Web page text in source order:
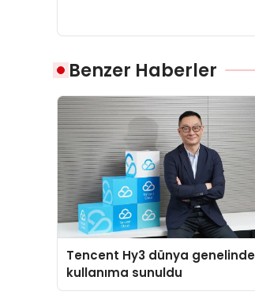
Benzer Haberler
Tencent Hy3 dünya genelinde
kullanıma sunuldu